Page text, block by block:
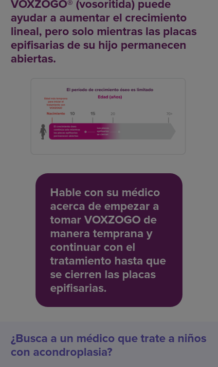
VOXZOGO® (vosoritida) puede
ayudar a aumentar el crecimiento
lineal, pero solo mientras las placas
epifisarias de su hijo permanecen
abiertas.
Hable con su médico
acerca de empezar a
tomar VOXZOGO de
manera temprana y
continuar con el
tratamiento hasta que
se cierren las placas
epifisarias.
¿Busca a un médico que trate a niños
con acondroplasia?